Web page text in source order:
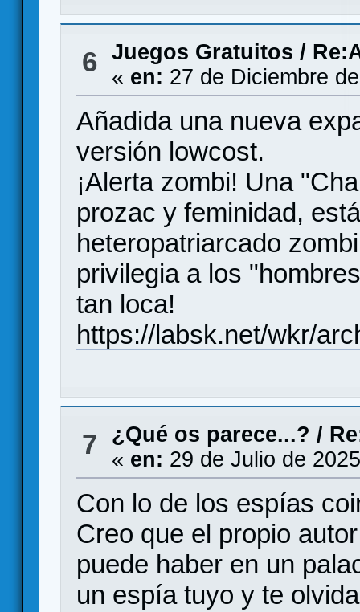
6 Juegos Gratuitos /
« en: 27 de Diciembre
Añadida una nueva
versión lowcost.
¡Alerta zombi! Una
prozac y feminidad,
heteropatriarcado
privilegia a los
tan loca!
https://labsk.net/wkr/
7 ¿Qué os parece...? /
« en: 29 de Julio de
Con lo de los espías
Creo que el propio
puede haber en un
un espía tuyo y te